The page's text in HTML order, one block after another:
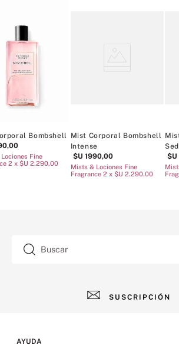
Bombshell
,00
Fine
2 x $U 2.290.00
Mist Corporal Bombshell
Intense
$U 1990,00
Mists & Lociones Fine
Fragrance 2 x $U 2.290.00
$U
Buscar
SUSCRIPCIÓN
AYUDA